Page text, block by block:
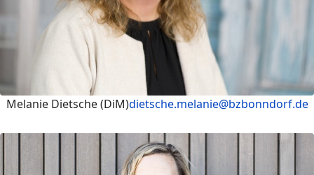
Melanie Dietsche (DiM)dietsche.melanie@bzbonndorf.de